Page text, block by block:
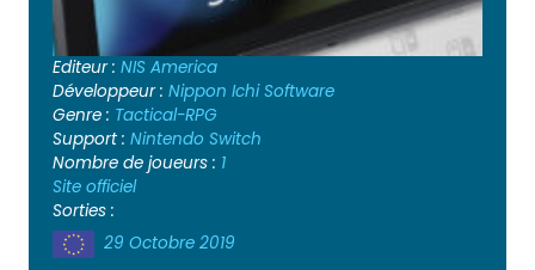
Editeur : NIS America
Développeur : Nippon Ichi Software
Genre : Tactical-RPG
Support : Nintendo Switch
Nombre de joueurs : 1
Site officiel
Sorties :
29 Octobre 2019